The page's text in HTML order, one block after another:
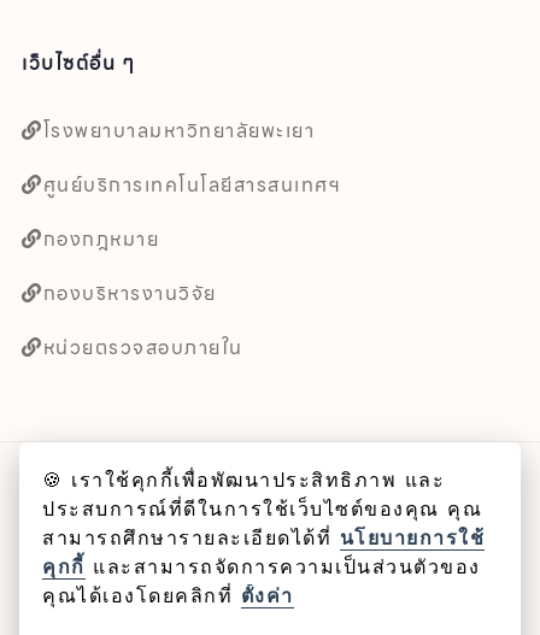
เว็บไซต์อื่น ๆ
โรงพยาบาลมหาวิทยาลัยพะเยา
ศูนย์บริการเทคโนโลยีสารสนเทศฯ
กองกฎหมาย
กองบริหารงานวิจัย
หน่วยตรวจสอบภายใน
ลิขสิทธิ์ © 2025 คณะศิลปศาสตร์ มหาวิทยาลัยพะเยา
Cookie
นโยบายคุกกี้
🍪 เราใช้คุกกี้เพื่อพัฒนาประสิทธิภาพ และ
ประสบการณ์ที่ดีในการใช้เว็บไซต์ของคุณ คุณ
สามารถศึกษารายละเอียดได้ที่ นโยบายการใช้
คุกกี้ และสามารถจัดการความเป็นส่วนตัวของ
คุณได้เองโดยคลิกที่ ตั้งค่า